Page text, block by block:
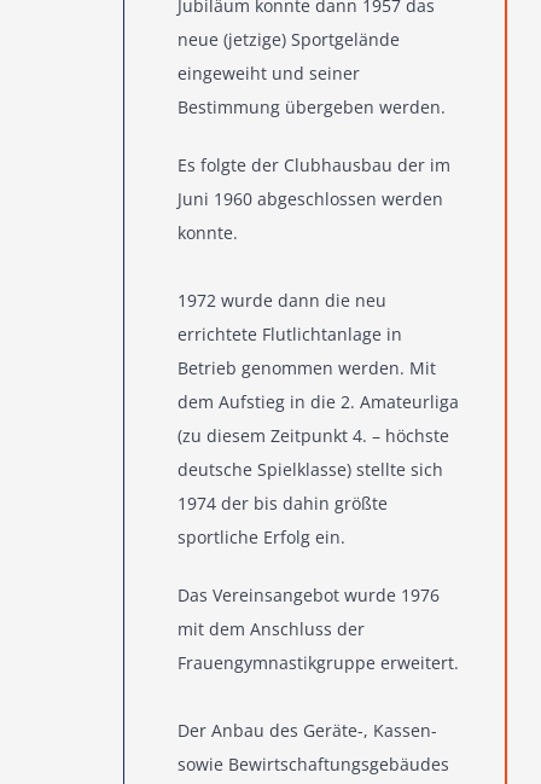
Jubiläum konnte dann 1957 das
neue (jetzige) Sportgelände
eingeweiht und seiner
Bestimmung übergeben werden.
Es folgte der Clubhausbau der im
Juni 1960 abgeschlossen werden
konnte.
1972 wurde dann die neu
errichtete Flutlichtanlage in
Betrieb genommen werden. Mit
dem Aufstieg in die 2. Amateurliga
(zu diesem Zeitpunkt 4. – höchste
deutsche Spielklasse) stellte sich
1974 der bis dahin größte
sportliche Erfolg ein.
Das Vereinsangebot wurde 1976
mit dem Anschluss der
Frauengymnastikgruppe erweitert.
Der Anbau des Geräte-, Kassen-
sowie Bewirtschaftungsgebäudes